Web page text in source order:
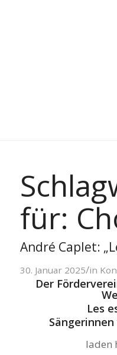
für:
André Caplet:
30. Januar 2025/in
Der
Les
laden